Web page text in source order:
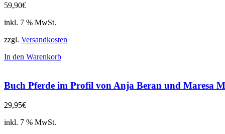
59,90€
inkl. 7 % MwSt.
zzgl. Versandkosten
In den Warenkorb
Buch Pferde im Profil von Anja Beran und Maresa
29,95€
inkl. 7 % MwSt.